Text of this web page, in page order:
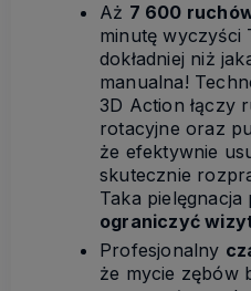
Aż 7 600
minutę wyczyści
dokładniej niż
manualna!
3D Action łączy
rotacyjne oraz
że efektywnie
skutecznie
Taka pielęgnacja
ograniczyć
Profesjonalny
że mycie zębów